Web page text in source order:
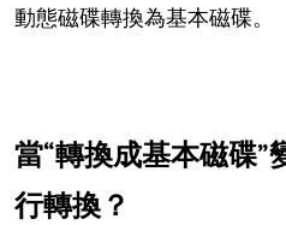
動態磁碟轉換為基本磁碟。
當“轉換成基本磁碟”
行轉換？